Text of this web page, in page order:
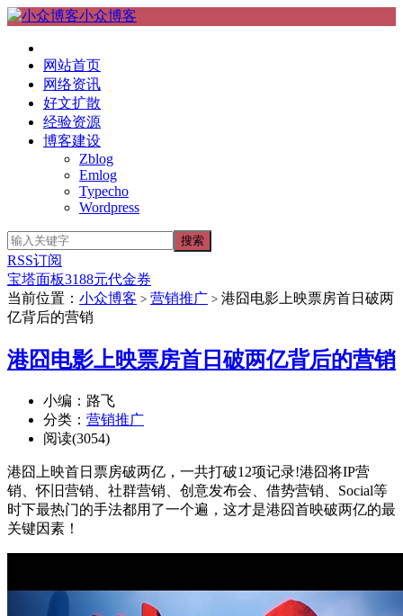
小众博客
网站首页
网络资讯
好文扩散
经验资源
博客建设
Zblog
Emlog
Typecho
Wordpress
RSS订阅
宝塔面板3188元代金券
当前位置： 小众博客 > 营销推广 > 港囧电影上映票房首日破两
亿背后的营销
港囧电影上映票房首日破两亿背后的营销
小编：路飞
分类： 营销推广
阅读(3054)
港囧上映首日票房破两亿，一共打破12项记录!港囧将IP营
销、怀旧营销、社群营销、创意发布会、借势营销、Social等
时下最热门的手法都用了一个遍，这才是港囧首映破两亿的最
关键因素！